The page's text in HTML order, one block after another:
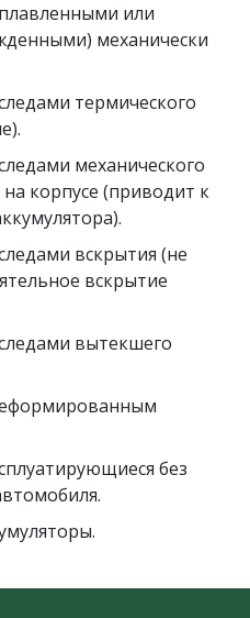
или
механически
термического
механического
корпусе (приводит к
вскрытия (не
вскрытие
вытекшего
без